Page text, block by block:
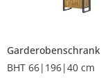
Garderobenschrank
BHT 66|196|40 cm